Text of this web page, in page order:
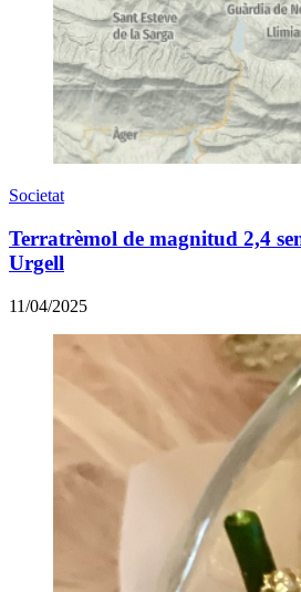
Societat
Terratrèmol de magnitud 2,4
Urgell
11/04/2025